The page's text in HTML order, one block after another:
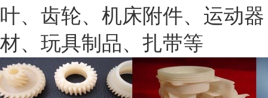
叶、齿轮、机床附件、运动器
材、玩具制品、扎带等